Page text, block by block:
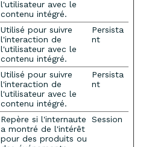
l'utilisateur avec le
contenu intégré.
Utilisé pour suivre
l'interaction de
l'utilisateur avec le
contenu intégré.
Persista
nt
Utilisé pour suivre
l'interaction de
l'utilisateur avec le
contenu intégré.
Persista
nt
Repère si l'internaute
a montré de l'intérêt
pour des produits ou
Session